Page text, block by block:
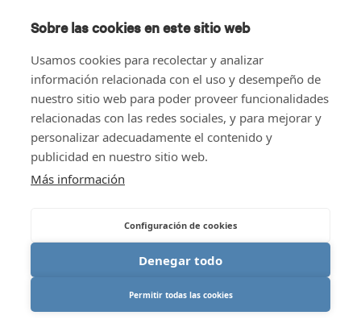
Sobre las cookies en este sitio web
Usamos cookies para recolectar y analizar
información relacionada con el uso y desempeño de
nuestro sitio web para poder proveer funcionalidades
relacionadas con las redes sociales, y para mejorar y
personalizar adecuadamente el contenido y
publicidad en nuestro sitio web.
Más información
Configuración de cookies
Denegar todo
Permitir todas las cookies